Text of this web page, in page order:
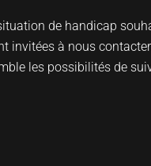
de handicap
invitées à nous
les possibilités de